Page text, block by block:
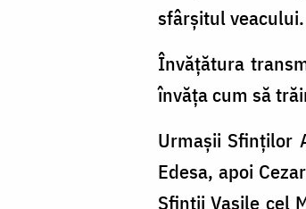
sfârșitul
Învățătura
învăța cum să
Urmașii Sfinților
Edesa, apoi
Sfinții Vasile cel